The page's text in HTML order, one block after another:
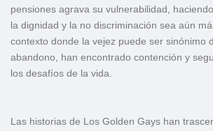
pensiones agrava su vulnerabilidad,
la dignidad y la no discriminación sea aún
contexto donde la vejez puede ser sinónimo
abandono, han encontrado contención y
los desafíos de la vida.
Las historias de Los Golden Gays han